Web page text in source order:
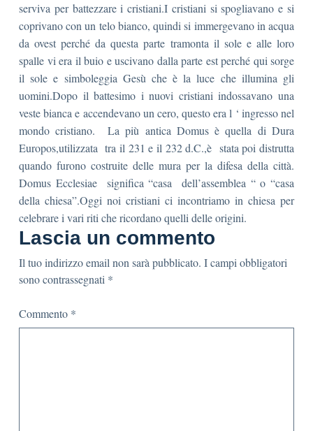
serviva per battezzare i cristiani.I cristiani si spogliavano e si
coprivano con un telo bianco, quindi si immergevano in acqua
da ovest perché da questa parte tramonta il sole e alle loro
spalle vi era il buio e uscivano dalla parte est perché qui sorge
il sole e simboleggia Gesù che è la luce che illumina gli
uomini.Dopo il battesimo i nuovi cristiani indossavano una
veste bianca e accendevano un cero, questo era l ‘ ingresso nel
mondo cristiano. La più antica Domus è quella di Dura
Europos,utilizzata tra il 231 e il 232 d.C.,è stata poi distrutta
quando furono costruite delle mura per la difesa della città.
Domus Ecclesiae significa “casa dell’assemblea “ o “casa
della chiesa”.Oggi noi cristiani ci incontriamo in chiesa per
celebrare i vari riti che ricordano quelli delle origini.
Lascia un commento
Il tuo indirizzo email non sarà pubblicato. I campi obbligatori
sono contrassegnati *
Commento *